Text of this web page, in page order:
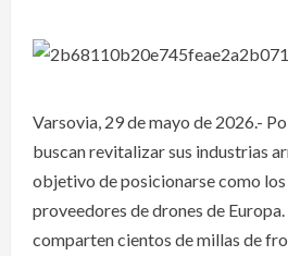
Varsovia, 29 de mayo de 2026.-
buscan revitalizar sus industrias
objetivo de posicionarse como
proveedores de drones de
comparten cientos de millas de